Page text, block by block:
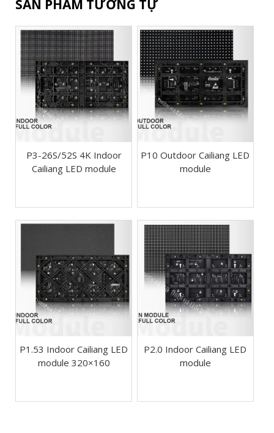
SẢN PHẨM TƯƠNG TỰ
P3-26S/52S 4K Indoor
Cailiang LED module
P10 Outdoor Cailiang LED
module
P1.53 Indoor Cailiang LED
module 320×160
P2.0 Indoor Cailiang LED
module